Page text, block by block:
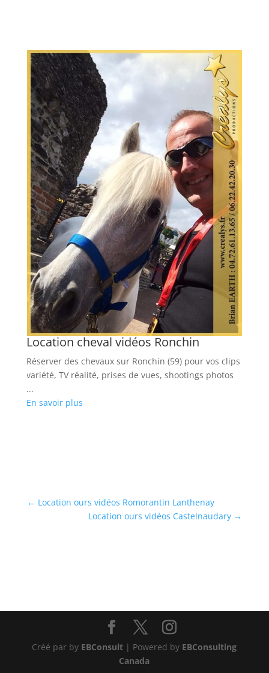
Location cheval vidéos Ronchin
Réserver des chevaux sur Ronchin (59) pour vos clips
variété, TV réalité, prises de vues, shootings photos
...
En savoir plus
← Location ours vidéos Romorantin Lanthenay
Location ours vidéos Castelnaudary →
Créé par by EBConsult | Powered by EBConsulting
Canada